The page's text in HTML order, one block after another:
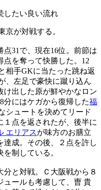
したい良い流れ
京が対戦する。
31で、現在16位。前節は
点を奪って快勝した。12
相手GKに当たった跳ね返
、左足で豪快に蹴り込ん
け出した原が鮮やかなロン
分にはケガから復帰した福
シュートを決めてリード
１点を返されたが、後半に
エリアスが味方のお膳立
成。その後、２点を許し
制している。
分と対戦。Ｃ大阪戦から８
ュールも考慮して、曺 貴